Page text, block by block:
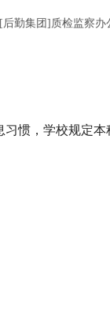
勤集团]质检监察
，学校规定本